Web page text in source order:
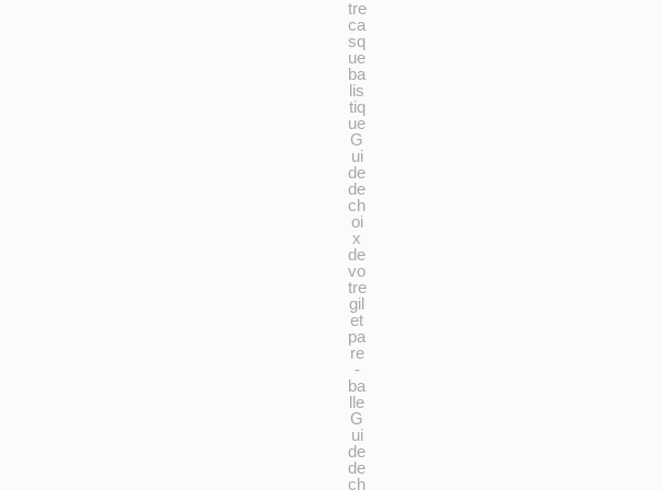
tre
ca
sq
ue
ba
lis
tiq
ue
G
ui
de
de
ch
oi
x
de
vo
tre
gil
et
pa
re
-
ba
lle
G
ui
de
de
ch